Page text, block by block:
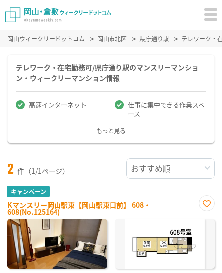
岡山ウィークリードットコム 岡山市北区 県庁通り駅 テレワーク・
テレワーク・在宅勤務可/県庁通り駅のマンスリーマンショ
ン・ウィークリーマンション情報
高速インターネット
仕事に集中できる作業スペ
ース
もっと見る
2 件（1/1ページ）
キャンペーン
Kマンスリー岡山駅東【岡山駅東口前】 608・
608(No.125164)
に入